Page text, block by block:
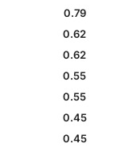
0.79
0.62
0.62
0.55
0.55
0.45
0.45